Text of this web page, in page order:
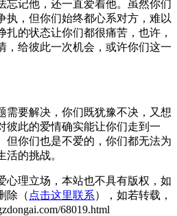
忘记他，还一直爱着他。虽然你们
执，但你们始终都心系对方，难以
的状态让你们都很痛苦，也许，
，给彼此一次机会，或许你们这一
需要解决，你们既犹豫不决，又想
彼此的爱情确实能让你们走到一
但你们也是不爱的，你们都无法为
的挑战。
心理立场，本站也不具有版权，如
除（ 点击这里联系），如若转载，
68019.html